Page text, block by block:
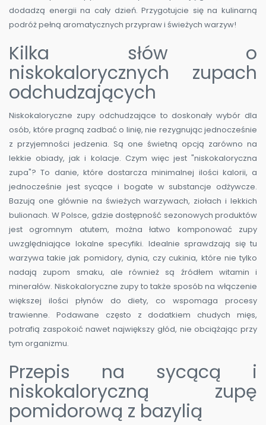
dodadzą energii na cały dzień. Przygotujcie się na kulinarną
podróż pełną aromatycznych przypraw i świeżych warzyw!
Kilka słów o
niskokalorycznych zupach
odchudzających
Niskokaloryczne zupy odchudzające to doskonały wybór dla
osób, które pragną zadbać o linię, nie rezygnując jednocześnie
z przyjemności jedzenia. Są one świetną opcją zarówno na
lekkie obiady, jak i kolacje. Czym więc jest "niskokaloryczna
zupa"? To danie, które dostarcza minimalnej ilości kalorii, a
jednocześnie jest sycące i bogate w substancje odżywcze.
Bazują one głównie na świeżych warzywach, ziołach i lekkich
bulionach. W Polsce, gdzie dostępność sezonowych produktów
jest ogromnym atutem, można łatwo komponować zupy
uwzględniające lokalne specyfiki. Idealnie sprawdzają się tu
warzywa takie jak pomidory, dynia, czy cukinia, które nie tylko
nadają zupom smaku, ale również są źródłem witamin i
minerałów. Niskokaloryczne zupy to także sposób na włączenie
większej ilości płynów do diety, co wspomaga procesy
trawienne. Podawane często z dodatkiem chudych mięs,
potrafią zaspokoić nawet największy głód, nie obciążając przy
tym organizmu.
Przepis na sycącą i
niskokaloryczną zupę
pomidorową z bazylią